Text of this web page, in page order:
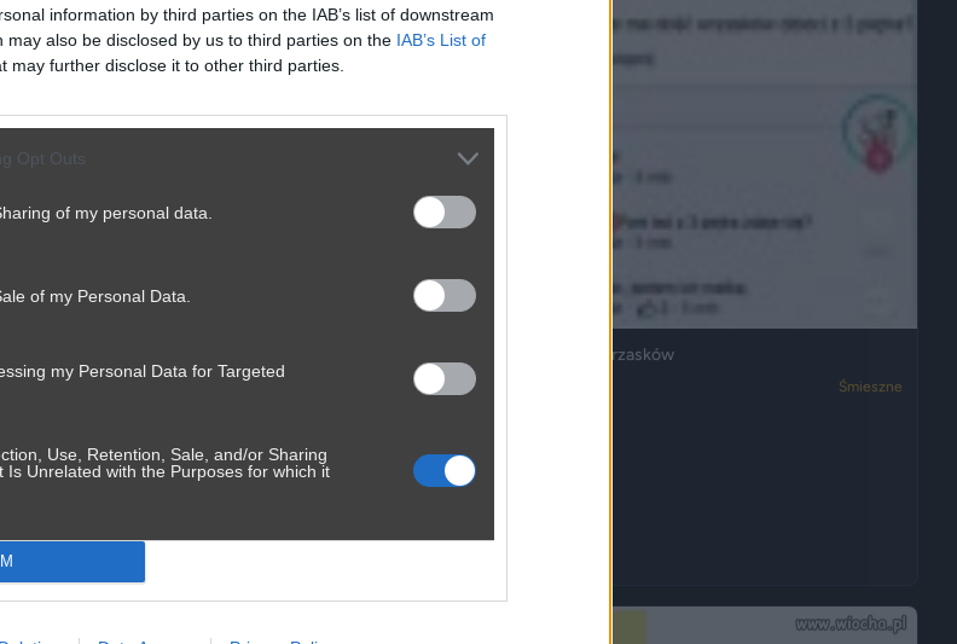
information by third parties on the IAB’s list of downstream
may also be disclosed by us to third parties on the IAB’s List of
may further disclose it to other third parties.
Opt Outs
of my personal data.
of my Personal Data.
my Personal Data for Targeted
Use, Retention, Sale, and/or Sharing
Is Unrelated with the Purposes for which itŚmieszne
Ja też mam dosyć ich wrzasków
3050 Śmieszne